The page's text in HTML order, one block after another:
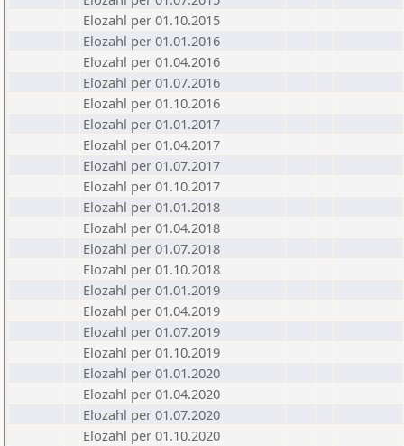
Elozahl per 01.10.2015
Elozahl per 01.01.2016
Elozahl per 01.04.2016
Elozahl per 01.07.2016
Elozahl per 01.10.2016
Elozahl per 01.01.2017
Elozahl per 01.04.2017
Elozahl per 01.07.2017
Elozahl per 01.10.2017
Elozahl per 01.01.2018
Elozahl per 01.04.2018
Elozahl per 01.07.2018
Elozahl per 01.10.2018
Elozahl per 01.01.2019
Elozahl per 01.04.2019
Elozahl per 01.07.2019
Elozahl per 01.10.2019
Elozahl per 01.01.2020
Elozahl per 01.04.2020
Elozahl per 01.07.2020
Elozahl per 01.10.2020